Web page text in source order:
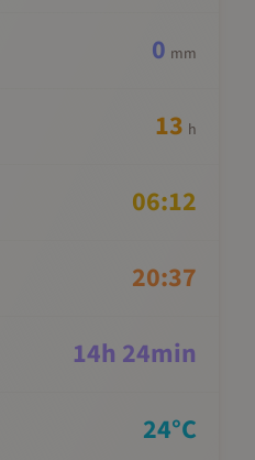
0 mm
13 h
06:12
20:37
14h 24min
24°C